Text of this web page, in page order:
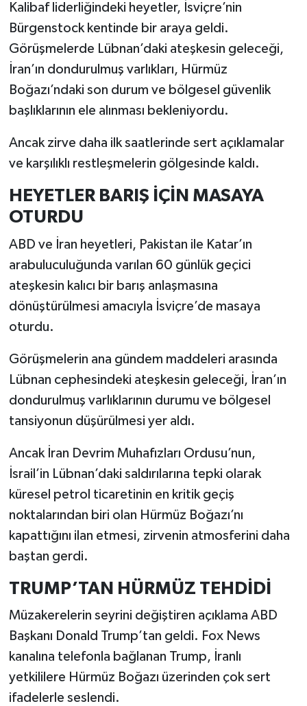
Kalibaf liderliğindeki heyetler, İsviçre’nin
Bürgenstock kentinde bir araya geldi.
Görüşmelerde Lübnan’daki ateşkesin geleceği,
İran’ın dondurulmuş varlıkları, Hürmüz
Boğazı’ndaki son durum ve bölgesel güvenlik
başlıklarının ele alınması bekleniyordu.
Ancak zirve daha ilk saatlerinde sert açıklamalar
ve karşılıklı restleşmelerin gölgesinde kaldı.
HEYETLER BARIŞ İÇİN MASAYA
OTURDU
ABD ve İran heyetleri, Pakistan ile Katar’ın
arabuluculuğunda varılan 60 günlük geçici
ateşkesin kalıcı bir barış anlaşmasına
dönüştürülmesi amacıyla İsviçre’de masaya
oturdu.
Görüşmelerin ana gündem maddeleri arasında
Lübnan cephesindeki ateşkesin geleceği, İran’ın
dondurulmuş varlıklarının durumu ve bölgesel
tansiyonun düşürülmesi yer aldı.
Ancak İran Devrim Muhafızları Ordusu’nun,
İsrail’in Lübnan’daki saldırılarına tepki olarak
küresel petrol ticaretinin en kritik geçiş
noktalarından biri olan Hürmüz Boğazı’nı
kapattığını ilan etmesi, zirvenin atmosferini daha
baştan gerdi.
TRUMP’TAN HÜRMÜZ TEHDİDİ
Müzakerelerin seyrini değiştiren açıklama ABD
Başkanı Donald Trump’tan geldi. Fox News
kanalına telefonla bağlanan Trump, İranlı
yetkililere Hürmüz Boğazı üzerinden çok sert
ifadelerle seslendi.